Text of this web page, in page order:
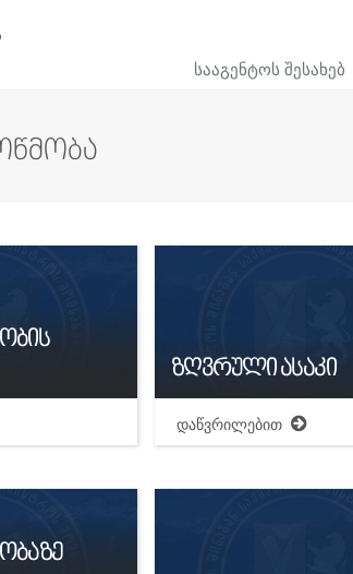
ᲡᲐᲐᲒᲔᲜᲢᲝᲡ ᲨᲔᲡᲐᲮᲔᲑ
ზღვრული ასაკი
დაწვრილებით